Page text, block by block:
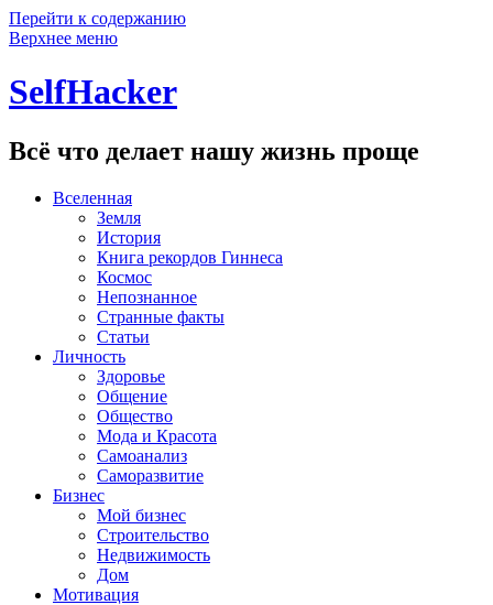
Перейти к содержанию
Верхнее меню
SelfHacker
Всё что делает нашу жизнь проще
Вселенная
Земля
История
Книга рекордов Гиннеса
Космос
Непознанное
Странные факты
Статьи
Личность
Здоровье
Общение
Общество
Мода и Красота
Самоанализ
Саморазвитие
Бизнес
Мой бизнес
Строительство
Недвижимость
Дом
Мотивация